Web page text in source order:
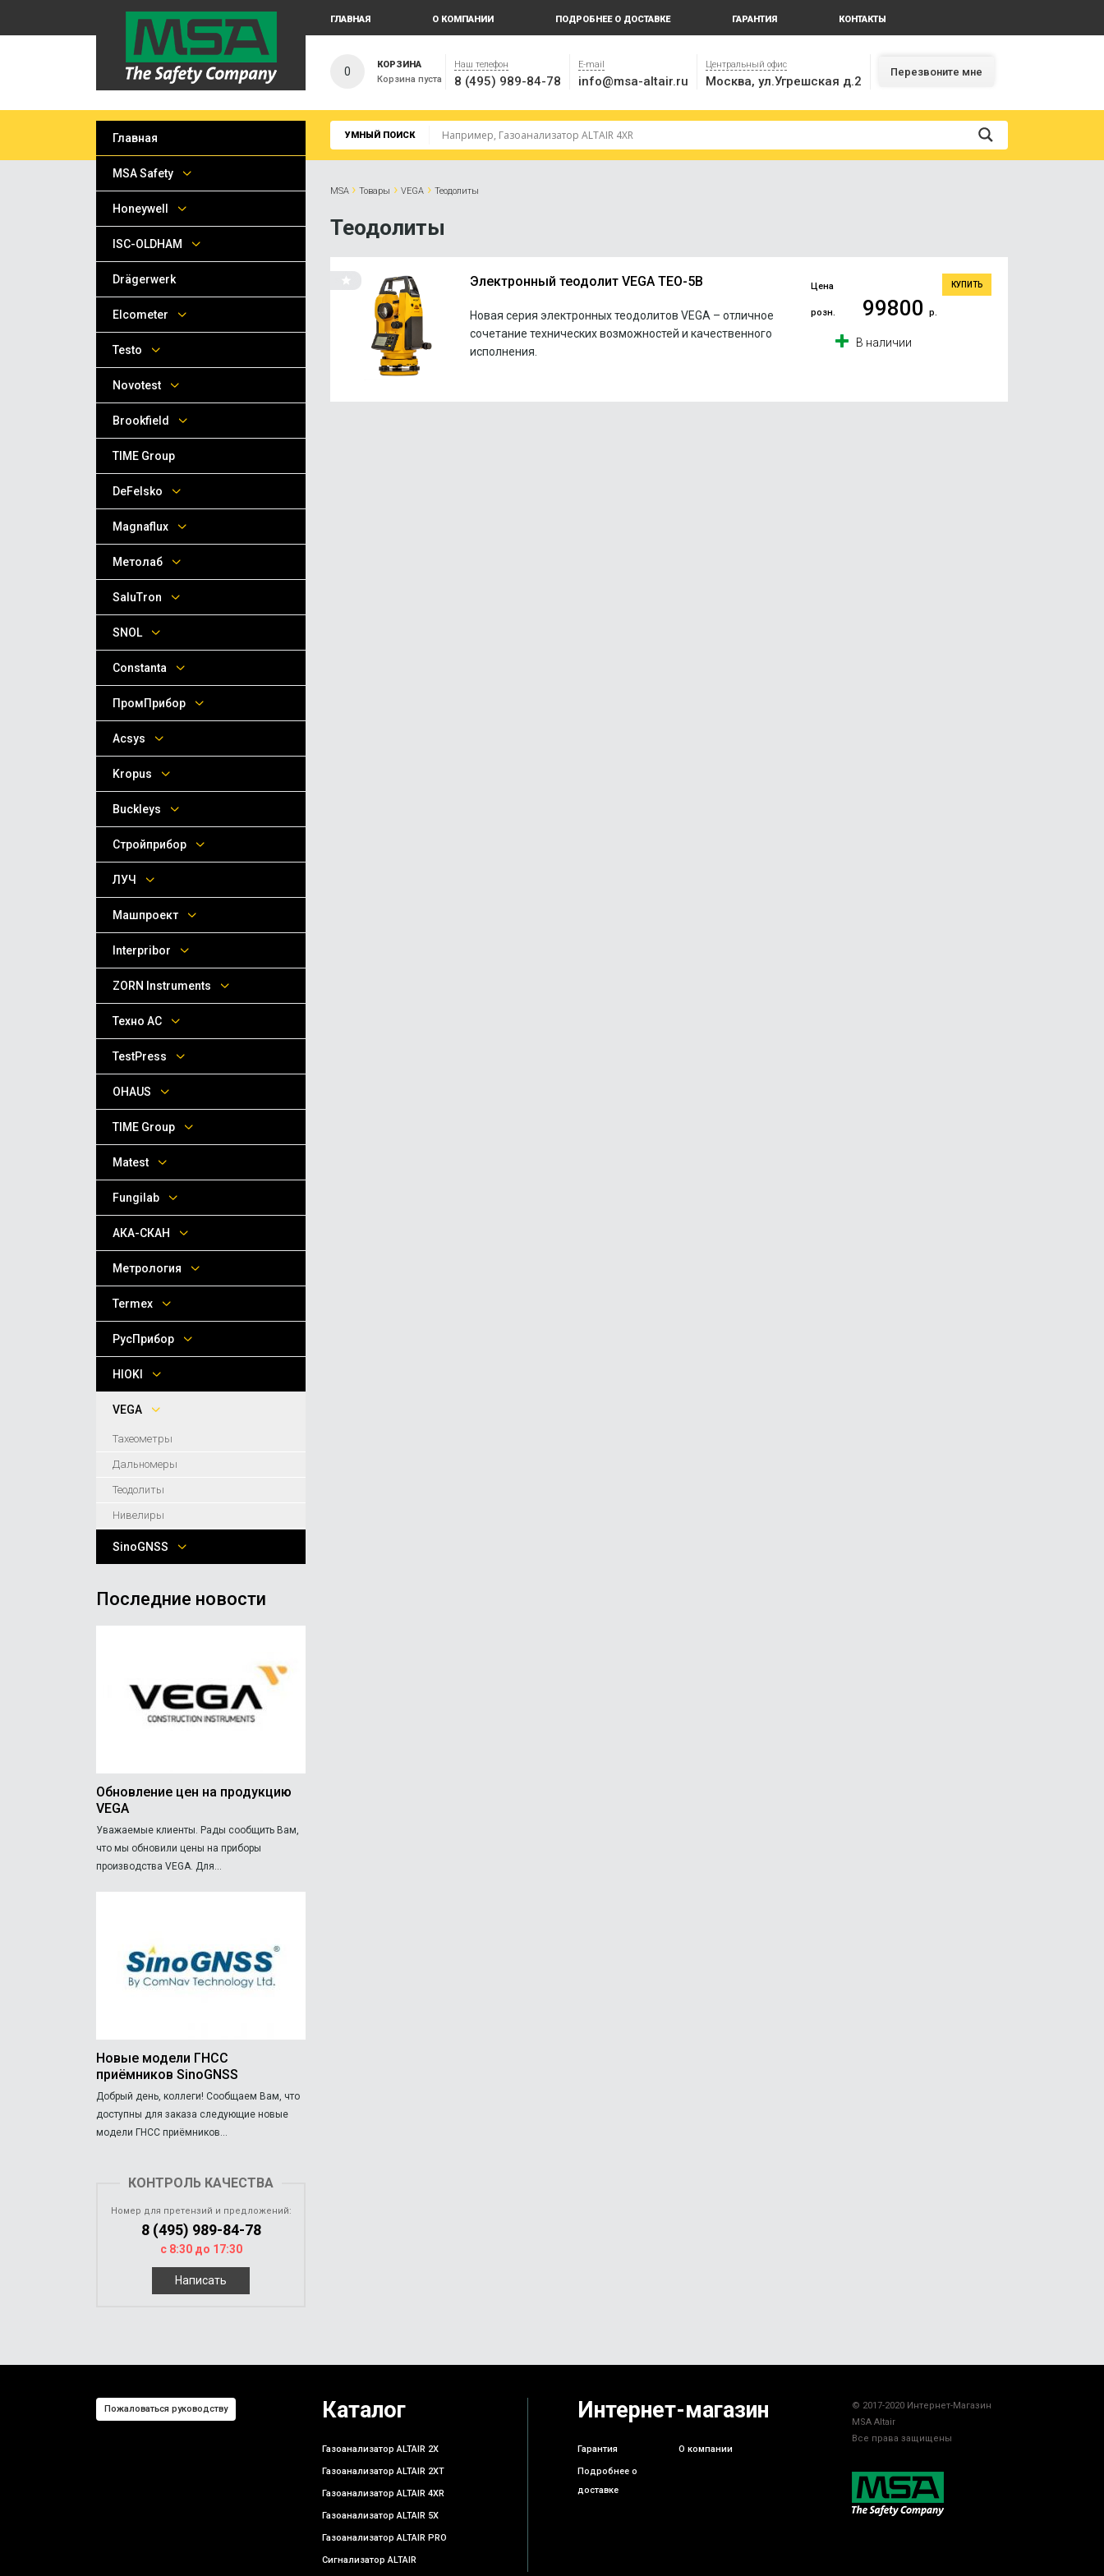
ГЛАВНАЯ О КОМПАНИИ ПОДРОБНЕЕ О ДОСТАВКЕ ГАРАНТИЯ КОНТАКТЫ
0
КОРЗИНА
Корзина пуста
Наш телефон
8 (495) 989-84-78
E-mail
info@msa-altair.ru
Центральный офис
Москва, ул.Угрешская д.2
Перезвоните мне
УМНЫЙ ПОИСК
MSA › Товары › VEGA › Теодолиты
Теодолиты
Электронный теодолит VEGA TEO-5B
Новая серия электронных теодолитов VEGA – отличное
сочетание технических возможностей и качественного
исполнения.
Цена
розн. 99800 р.
КУПИТЬ
В наличии
Главная
MSA Safety
Honeywell
ISC-OLDHAM
Drägerwerk
Elcometer
Testo
Novotest
Brookfield
TIME Group
DeFelsko
Magnaflux
Метолаб
SaluTron
SNOL
Сonstanta
ПромПрибор
Acsys
Kropus
Buckleys
Стройприбор
ЛУЧ
Машпроект
Interpribor
ZORN Instruments
Техно АС
TestPress
OHAUS
TIME Group
Matest
Fungilab
АКА-СКАН
Метрология
Termex
РусПрибор
HIOKI
VEGA
Тахеометры
Дальномеры
Теодолиты
Нивелиры
SinoGNSS
Последние новости
Обновление цен на продукцию
VEGA
Уважаемые клиенты. Рады сообщить Вам,
что мы обновили цены на приборы
производства VEGA. Для...
Новые модели ГНСС
приёмников SinoGNSS
Добрый день, коллеги! Сообщаем Вам, что
доступны для заказа следующие новые
модели ГНСС приёмников...
КОНТРОЛЬ КАЧЕСТВА
Номер для претензий и предложений:
8 (495) 989-84-78
с 8:30 до 17:30
Написать
Пожаловаться руководству Каталог
Газоанализатор ALTAIR 2X
Газоанализатор ALTAIR 2XT
Газоанализатор ALTAIR 4XR
Газоанализатор ALTAIR 5X
Газоанализатор ALTAIR PRO
Сигнализатор ALTAIR
Интернет-магазин
Гарантия О компании
Подробнее о
доставке
© 2017-2020 Интернет-Магазин
MSA Altair
Все права защищены